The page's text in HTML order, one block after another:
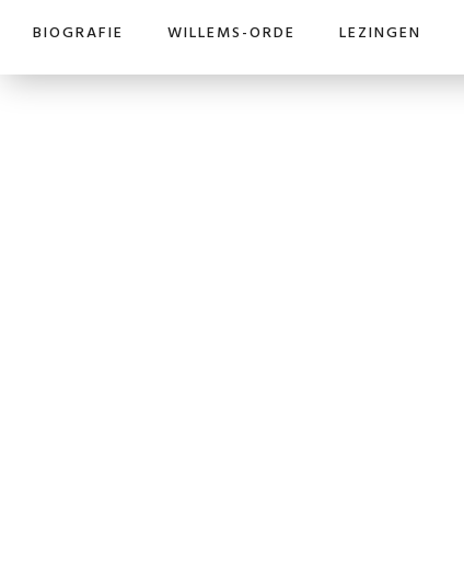
BIOGRAFIE WILLEMS-ORDE LEZINGEN